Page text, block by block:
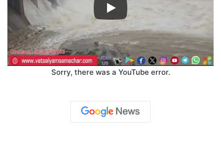
Sorry, there was a YouTube error.